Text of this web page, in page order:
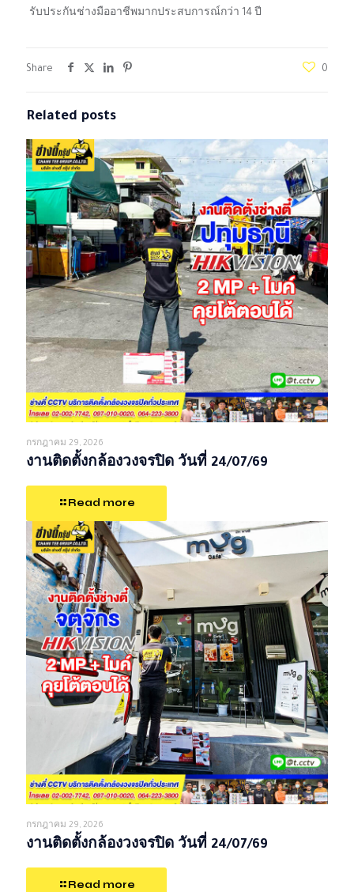
รับประกันช่างมืออาชีพมากประสบการณ์กว่า 14 ปี
Share 0
Related posts
กรกฎาคม 29, 2026
งานติดตั้งกล้องวงจรปิด วันที่ 24/07/69
Read more
กรกฎาคม 29, 2026
งานติดตั้งกล้องวงจรปิด วันที่ 24/07/69
Read more